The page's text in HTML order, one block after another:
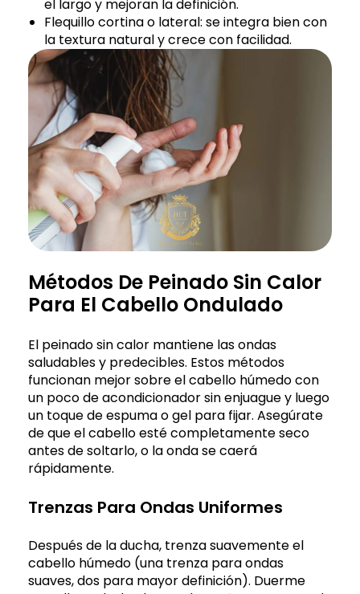
el largo y mejoran la definición.
Flequillo cortina o lateral: se integra bien con
la textura natural y crece con facilidad.
Métodos De Peinado Sin Calor
Para El Cabello Ondulado
El peinado sin calor mantiene las ondas
saludables y predecibles. Estos métodos
funcionan mejor sobre el cabello húmedo con
un poco de acondicionador sin enjuague y luego
un toque de espuma o gel para fijar. Asegúrate
de que el cabello esté completamente seco
antes de soltarlo, o la onda se caerá
rápidamente.
Trenzas Para Ondas Uniformes
Después de la ducha, trenza suavemente el
cabello húmedo (una trenza para ondas
suaves, dos para mayor definición). Duerme